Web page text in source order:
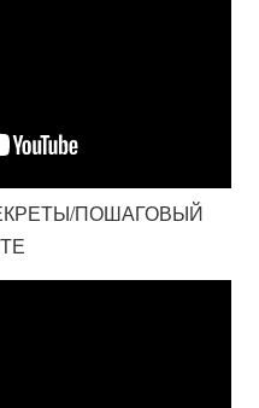
ПОШАГОВЫЙ